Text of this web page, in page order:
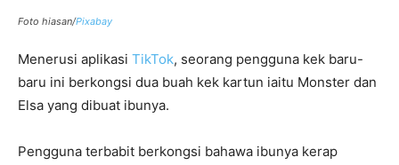
Foto hiasan/Pixabay
Menerusi aplikasi TikTok, seorang pengguna kek baru-
baru ini berkongsi dua buah kek kartun iaitu Monster dan
Elsa yang dibuat ibunya.
Pengguna terbabit berkongsi bahawa ibunya kerap